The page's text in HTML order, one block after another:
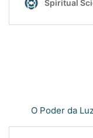
O Poder da